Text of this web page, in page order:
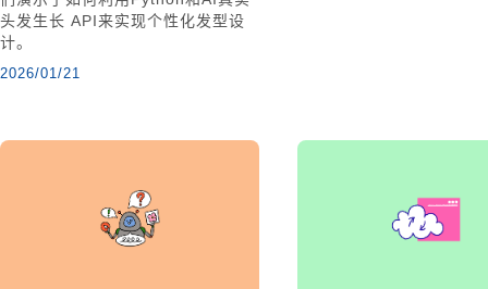
头发生长 API来实现个性化发型设
计。
2026/01/21